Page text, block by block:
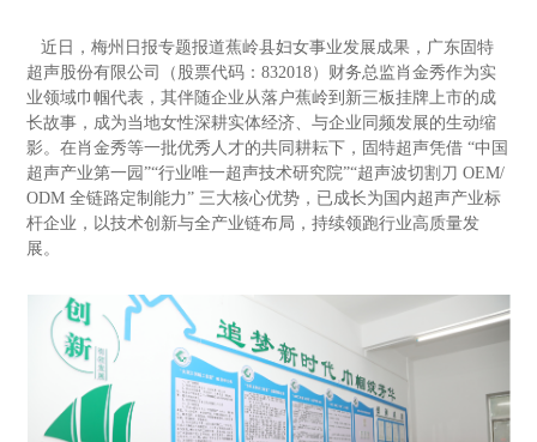
近日，梅州日报专题报道蕉岭县妇女事业发展成果，广东固特
超声股份有限公司（股票代码：832018）财务总监肖金秀作为实
业领域巾帼代表，其伴随企业从落户蕉岭到新三板挂牌上市的成
长故事，成为当地女性深耕实体经济、与企业同频发展的生动缩
影。在肖金秀等一批优秀人才的共同耕耘下，固特超声凭借“中国
超声产业第一园”“行业唯一超声技术研究院”“超声波切割刀OEM/
ODM全链路定制能力” 三大核心优势，已成长为国内超声产业标
杆企业，以技术创新与全产业链布局，持续领跑行业高质量发
展。